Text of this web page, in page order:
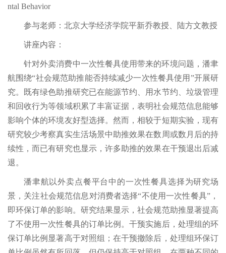
ntal Behavior
参与老师：北京大学经济学院平新乔教授、陆方文教授
讲座内容：
针对外卖消费中一次性餐具使用带来的环境问题，潘聿
航围绕“社会规范助推能否持续减少一次性餐具使用”开展研
究。既有绿色助推研究已在能源节约、用水节约、垃圾管理
和回收行为等领域积累了丰富证据，表明社会规范信息能够
影响个体的环境友好型选择。然而，相较于短期实验，现有
研究较少考察真实生活场景中助推效果在数周或数月后的持
续性，而已有研究也显示，许多助推的效果在干预退出后减
退。
潘聿航以外卖点餐平台中的一次性餐具选择为研究场
景，关注社会规范信息对消费者选择“不使用一次性餐具”，
即环保订单的影响。研究结果显示，社会规范助推显著提高
了不使用一次性餐具的订单比例。干预实施后，处理组的环
保订单比例显著高于对照组；在干预撤除后，处理组环保订